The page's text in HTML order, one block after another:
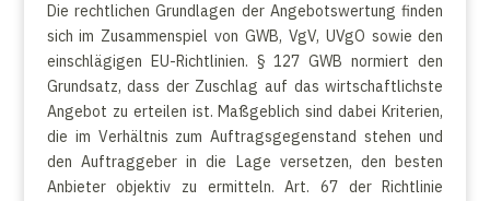
Die rechtlichen Grundlagen der Angebotswertung finden
sich im Zusammenspiel von GWB, VgV, UVgO sowie den
einschlägigen EU-Richtlinien. § 127 GWB normiert den
Grundsatz, dass der Zuschlag auf das wirtschaftlichste
Angebot zu erteilen ist. Maßgeblich sind dabei Kriterien,
die im Verhältnis zum Auftragsgegenstand stehen und
den Auftraggeber in die Lage versetzen, den besten
Anbieter objektiv zu ermitteln. Art. 67 der Richtlinie